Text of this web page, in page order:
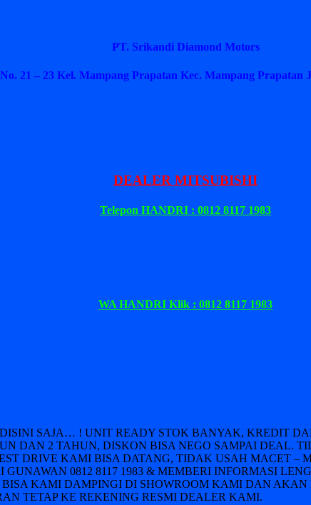
PT. Srikandi Diamond Motors
21 – 23 Kel. Mampang Prapatan Kec. Mampang Prapatan
DEALER MITSUBISHI
Telepon HANDRI : 0812 8117 1983
WA HANDRI Klik : 0812 8117 1983
SAJA… ! UNIT READY STOK BANYAK, KREDIT
DAN 2 TAHUN, DISKON BISA NEGO SAMPAI DEAL.
DRIVE KAMI BISA DATANG, TIDAK USAH MACET
0812 8117 1983 & MEMBERI INFORMASI
KAMI DAMPINGI DI SHOWROOM KAMI DAN
TETAP KE REKENING RESMI DEALER KAMI.